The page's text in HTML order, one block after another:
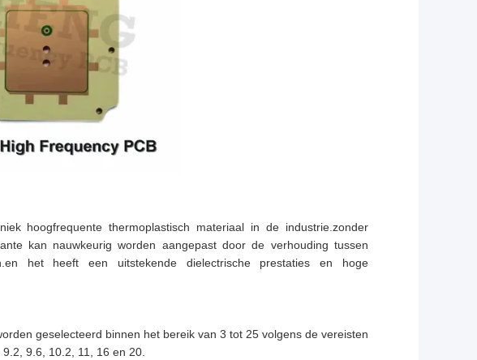
hoogfrequente thermoplastisch materiaal in de industrie.zonder
kan nauwkeurig worden aangepast door de verhouding tussen
het heeft een uitstekende dielectrische prestaties en hoge
geselecteerd binnen het bereik van 3 tot 25 volgens de vereisten
9.6, 10.2, 11, 16 en 20.